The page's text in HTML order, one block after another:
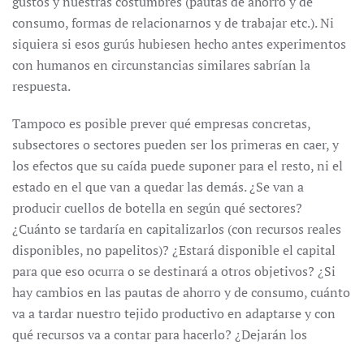
consumo, formas de relacionarnos y de trabajar etc.). Ni
siquiera si esos gurús hubiesen hecho antes experimentos
con humanos en circunstancias similares sabrían la
respuesta.
Tampoco es posible prever qué empresas concretas,
subsectores o sectores pueden ser los primeras en caer, y
los efectos que su caída puede suponer para el resto, ni el
estado en el que van a quedar las demás. ¿Se van a
producir cuellos de botella en según qué sectores?
¿Cuánto se tardaría en capitalizarlos (con recursos reales
disponibles, no papelitos)? ¿Estará disponible el capital
para que eso ocurra o se destinará a otros objetivos? ¿Si
hay cambios en las pautas de ahorro y de consumo, cuánto
va a tardar nuestro tejido productivo en adaptarse y con
qué recursos va a contar para hacerlo? ¿Dejarán los